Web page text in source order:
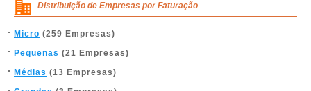
Distribuição de Empresas por Faturação
Micro (259 Empresas)
Pequenas (21 Empresas)
Médias (13 Empresas)